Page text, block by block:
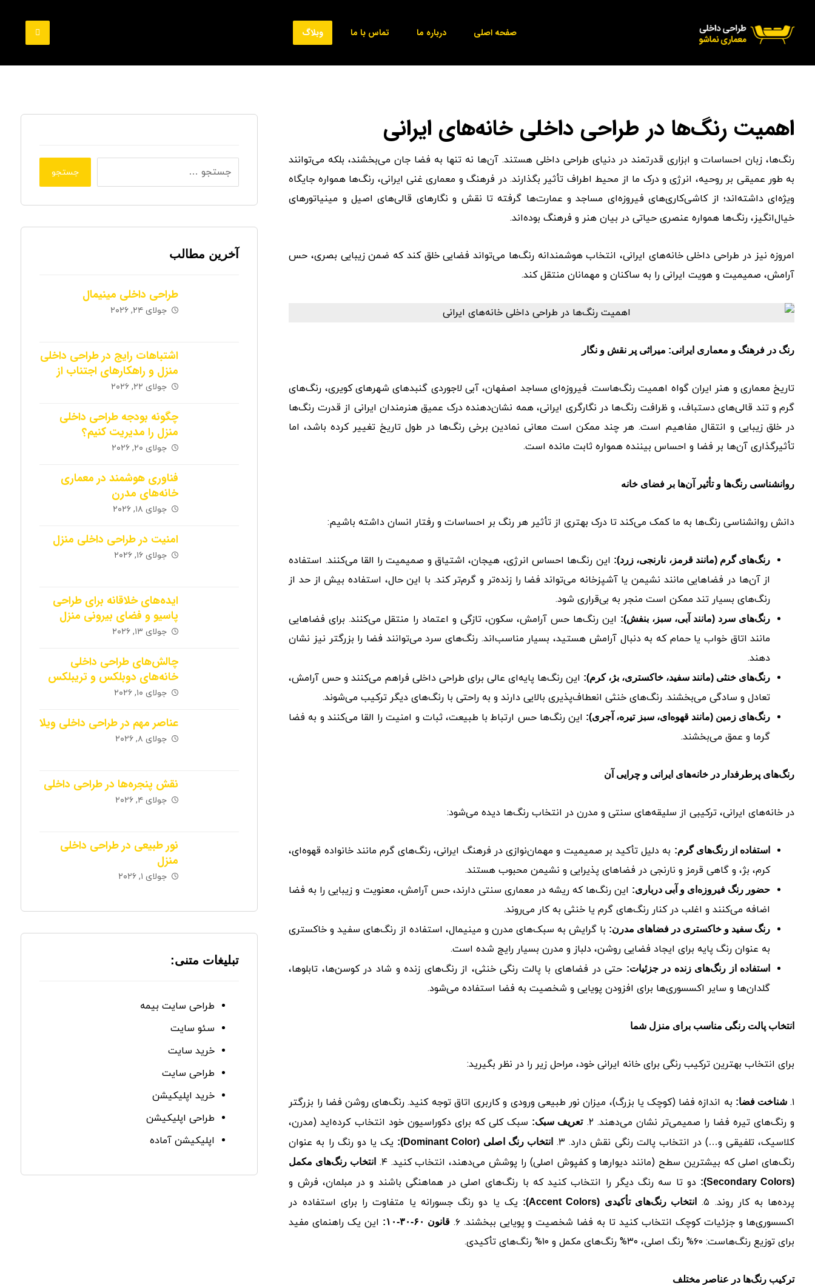
صفحه اصلی درباره ما تماس با ما وبلاگ
اهمیت رنگ‌ها در طراحی داخلی خانه‌های ایرانی
رنگ‌ها، زبان احساسات و ابزاری قدرتمند در دنیای طراحی داخلی هستند. آن‌ها نه تنها به فضا جان می‌بخشند، بلکه می‌توانند
به طور عمیقی بر روحیه، انرژی و درک ما از محیط اطراف تأثیر بگذارند. در فرهنگ و معماری غنی ایرانی، رنگ‌ها همواره جایگاه
ویژه‌ای داشته‌اند؛ از کاشی‌کاری‌های فیروزه‌ای مساجد و عمارت‌ها گرفته تا نقش و نگارهای قالی‌های اصیل و مینیاتورهای
خیال‌انگیز، رنگ‌ها همواره عنصری حیاتی در بیان هنر و فرهنگ بوده‌اند.
امروزه نیز در طراحی داخلی خانه‌های ایرانی، انتخاب هوشمندانه رنگ‌ها می‌تواند فضایی خلق کند که ضمن زیبایی بصری، حس
آرامش، صمیمیت و هویت ایرانی را به ساکنان و مهمانان منتقل کند.
رنگ در فرهنگ و معماری ایرانی: میراثی پر نقش و نگار
تاریخ معماری و هنر ایران گواه اهمیت رنگ‌هاست. فیروزه‌ای مساجد اصفهان، آبی لاجوردی گنبدهای شهرهای کویری، رنگ‌های
گرم و تند قالی‌های دستباف، و ظرافت رنگ‌ها در نگارگری ایرانی، همه نشان‌دهنده درک عمیق هنرمندان ایرانی از قدرت رنگ‌ها
در خلق زیبایی و انتقال مفاهیم است. هر چند ممکن است معانی نمادین برخی رنگ‌ها در طول تاریخ تغییر کرده باشد، اما
تأثیرگذاری آن‌ها بر فضا و احساس بیننده همواره ثابت مانده است.
روانشناسی رنگ‌ها و تأثیر آن‌ها بر فضای خانه
دانش روانشناسی رنگ‌ها به ما کمک می‌کند تا درک بهتری از تأثیر هر رنگ بر احساسات و رفتار انسان داشته باشیم:
رنگ‌های گرم (مانند قرمز، نارنجی، زرد): این رنگ‌ها احساس انرژی، هیجان، اشتیاق و صمیمیت را القا می‌کنند. استفاده
از آن‌ها در فضاهایی مانند نشیمن یا آشپزخانه می‌تواند فضا را زنده‌تر و گرم‌تر کند. با این حال، استفاده بیش از حد از
رنگ‌های بسیار تند ممکن است منجر به بی‌قراری شود.
رنگ‌های سرد (مانند آبی، سبز، بنفش): این رنگ‌ها حس آرامش، سکون، تازگی و اعتماد را منتقل می‌کنند. برای فضاهایی
مانند اتاق خواب یا حمام که به دنبال آرامش هستید، بسیار مناسب‌اند. رنگ‌های سرد می‌توانند فضا را بزرگتر نیز نشان
دهند.
رنگ‌های خنثی (مانند سفید، خاکستری، بژ، کرم): این رنگ‌ها پایه‌ای عالی برای طراحی داخلی فراهم می‌کنند و حس آرامش،
تعادل و سادگی می‌بخشند. رنگ‌های خنثی انعطاف‌پذیری بالایی دارند و به راحتی با رنگ‌های دیگر ترکیب می‌شوند.
رنگ‌های زمین (مانند قهوه‌ای، سبز تیره، آجری): این رنگ‌ها حس ارتباط با طبیعت، ثبات و امنیت را القا می‌کنند و به فضا
گرما و عمق می‌بخشند.
رنگ‌های پرطرفدار در خانه‌های ایرانی و چرایی آن
در خانه‌های ایرانی، ترکیبی از سلیقه‌های سنتی و مدرن در انتخاب رنگ‌ها دیده می‌شود:
استفاده از رنگ‌های گرم: به دلیل تأکید بر صمیمیت و مهمان‌نوازی در فرهنگ ایرانی، رنگ‌های گرم مانند خانواده قهوه‌ای،
کرم، بژ، و گاهی قرمز و نارنجی در فضاهای پذیرایی و نشیمن محبوب هستند.
حضور رنگ فیروزه‌ای و آبی درباری: این رنگ‌ها که ریشه در معماری سنتی دارند، حس آرامش، معنویت و زیبایی را به فضا
اضافه می‌کنند و اغلب در کنار رنگ‌های گرم یا خنثی به کار می‌روند.
رنگ سفید و خاکستری در فضاهای مدرن: با گرایش به سبک‌های مدرن و مینیمال، استفاده از رنگ‌های سفید و خاکستری
به عنوان رنگ پایه برای ایجاد فضایی روشن، دلباز و مدرن بسیار رایج شده است.
استفاده از رنگ‌های زنده در جزئیات: حتی در فضاهای با پالت رنگی خنثی، از رنگ‌های زنده و شاد در کوسن‌ها، تابلوها،
گلدان‌ها و سایر اکسسوری‌ها برای افزودن پویایی و شخصیت به فضا استفاده می‌شود.
انتخاب پالت رنگی مناسب برای منزل شما
برای انتخاب بهترین ترکیب رنگی برای خانه ایرانی خود، مراحل زیر را در نظر بگیرید:
۱. شناخت فضا: به اندازه فضا (کوچک یا بزرگ)، میزان نور طبیعی ورودی و کاربری اتاق توجه کنید. رنگ‌های روشن فضا را بزرگتر
و رنگ‌های تیره فضا را صمیمی‌تر نشان می‌دهند. ۲.
تعریف سبک: سبک کلی که برای دکوراسیون خود انتخاب کرده‌اید (مدرن،
کلاسیک، تلفیقی و…) در انتخاب پالت رنگی نقش دارد. ۳.
انتخاب رنگ اصلی (Dominant Color):
یک یا دو رنگ را به عنوان
رنگ‌های اصلی که بیشترین سطح (مانند دیوارها و کفپوش اصلی) را پوشش می‌دهند، انتخاب کنید. ۴.
انتخاب رنگ‌های مکمل
(Secondary Colors):
دو تا سه رنگ دیگر را انتخاب کنید که با رنگ‌های اصلی در هماهنگی باشند و در مبلمان، فرش و
پرده‌ها به کار روند. ۵.
انتخاب رنگ‌های تأکیدی (Accent Colors):
یک یا دو رنگ جسورانه یا متفاوت را برای استفاده در
اکسسوری‌ها و جزئیات کوچک انتخاب کنید تا به فضا شخصیت و پویایی ببخشند. ۶.
قانون ۶۰-۳۰-۱۰:
این یک راهنمای مفید
برای توزیع رنگ‌هاست: ۶۰% رنگ اصلی، ۳۰% رنگ‌های مکمل و ۱۰% رنگ‌های تأکیدی.
ترکیب رنگ‌ها در عناصر مختلف
جستجو
آخرین مطالب
طراحی داخلی مینیمال
جولای ۲۴, ۲۰۲۶
اشتباهات رایج در طراحی داخلی
منزل و راهکارهای اجتناب از
آن‌هاجولای ۲۲, ۲۰۲۶
چگونه بودجه طراحی داخلی
منزل را مدیریت کنیم؟
جولای ۲۰, ۲۰۲۶
فناوری هوشمند در معماری
خانه‌های مدرن
جولای ۱۸, ۲۰۲۶
امنیت در طراحی داخلی منزل
جولای ۱۶, ۲۰۲۶
ایده‌های خلاقانه برای طراحی
پاسیو و فضای بیرونی منزل
جولای ۱۳, ۲۰۲۶
چالش‌های طراحی داخلی
خانه‌های دوبلکس و تریبلکس
جولای ۱۰, ۲۰۲۶
عناصر مهم در طراحی داخلی ویلا
جولای ۸, ۲۰۲۶
نقش پنجره‌ها در طراحی داخلی
جولای ۴, ۲۰۲۶
نور طبیعی در طراحی داخلی
منزل
جولای ۱, ۲۰۲۶
تبلیغات متنی:
طراحی سایت بیمه
سئو سایت
خرید سایت
طراحی سایت
خرید اپلیکیشن
طراحی اپلیکیشن
اپلیکیشن آماده